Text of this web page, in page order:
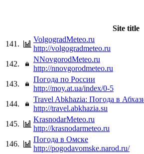
Site title
141.
VolgogradMeteo.ru
http://volgogradmeteo.ru
142.
NNovgorodMeteo.ru
http://nnovgorodmeteo.ru
143.
Погода по России
http://moy.at.ua/index/0-5
144.
Travel Abkhazia: Погода в
http://travel.abkhazia.su
145.
KrasnodarMeteo.ru
http://krasnodarmeteo.ru
146.
Погода в Омске
http://pogodavomske.narod.ru/